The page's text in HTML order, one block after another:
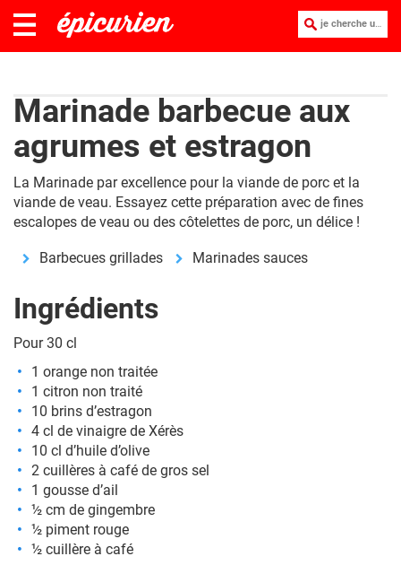
je cherche une recette :
Marinade barbecue aux
agrumes et estragon
La Marinade par excellence pour la viande de porc et la
viande de veau. Essayez cette préparation avec de fines
escalopes de veau ou des côtelettes de porc, un délice !
Barbecues grillades Marinades sauces
Ingrédients
Pour 30 cl
1 orange non traitée
1 citron non traité
10 brins d’estragon
4 cl de vinaigre de Xérès
10 cl d’huile d’olive
2 cuillères à café de gros sel
1 gousse d’ail
½ cm de gingembre
½ piment rouge
½ cuillère à café